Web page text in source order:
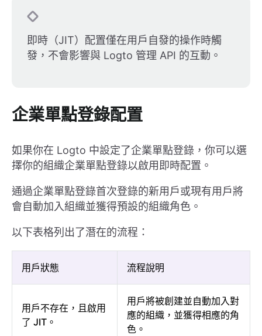
即時（JIT）配置僅在用戶自發的操作時觸
發，不會影響與 Logto 管理 API 的互動。
企業單點登錄配置
如果你在 Logto 中設定了企業單點登錄，你可以選
擇你的組織企業單點登錄以啟用即時配置。
通過企業單點登錄首次登錄的新用戶或現有用戶將
會自動加入組織並獲得預設的組織角色。
以下表格列出了潛在的流程：
用戶狀態 流程說明
用戶不存在，且啟用
了 JIT。
用戶將被創建並自動加入對
應的組織，並獲得相應的角
色。